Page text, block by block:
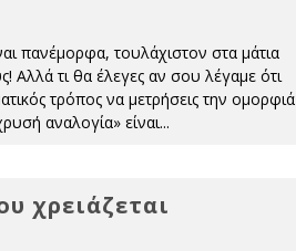
πανέμορφα, τουλάχιστον στα μάτια
Αλλά τι θα έλεγες αν σου λέγαμε ότι
τρόπος να μετρήσεις την ομορφιά
αναλογία» είναι...
χρειάζεται